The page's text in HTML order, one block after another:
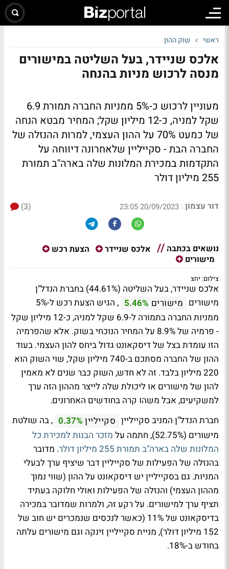
ראשי שוק ההון
אלכס שניידר, בעל השליטה במישורים
מנסה לרכוש מניות בהנחה
מעוניין לרכוש כ-5% ממניות החברה תמורת 6.9
שקל למניה, כ-12 מיליון שקל; המחיר מבטא הנחה
של כמעט 70% על ההון העצמי, למרות ההנזלה של
החברה הבת - סקייליין שלאחרונה דיווחה על
התקדמות במכירת המלונות שלה בארה"ב תמורת
255 מיליון דולר
דור עצמון |
20/09/2023 23:05
(3)
נושאים בכתבה אלכס שניידר
הצעת רכש
מישורים
צילום: יחצ
אלכס שניידר, בעל השליטה (44.61%) בחברת הנדל"ן
מישורים מישורים 5.46%
, הגיש הצעת רכש ל-5%
ממניות החברה בתמורה ל-6.9 שקל למניה, כ-12 מיליון שקל
- פרמיה של 8.9% על המחיר הנוכחי בשוק. אלא שהפרמיה
הזו עומדת בצל של דיסקאונט גדול ביחס להון העצמי. בעוד
ההון של החברה מסתכם ב-740 מיליון שקל, שוי השוק הוא
220 מיליון בלבד. זה לא חדש, השוק כבר שנים לא מאמין
להון של מישורים או ליכולת שלה לייצר מההון הזה ערך
למשקיעים, אבל משהו קרה בחודשים האחרונים.
חברת הנדל"ן המניב סקייליין סקייליין 0.37% , בה שולטת
מישורים (52.75%), חתמה על
מזכר הבנות למכירת כל
המלונות שלה בארה"ב תמורת 255 מיליון דולר
. מדובר
בהנזלה של הפעילות של סקייליין דבר שיציף ערך לבעלי
המניות. גם בסקייליין יש דיסקאונט על ההון (שווי נמוך
מההון העצמי) והנזלה של הפעילות ואולי חלוקה בעתיד
תציף ערך למישורים. על רקע זה, ולמרות שמדובר במכירה
בדיסקאונט של 11% (כאשר לנכסים שנמכרים יש חוב של
152 מיליון דולר), מניית סקייליין זינקה וגם מישורים עלתה
בחודש ב-18%.